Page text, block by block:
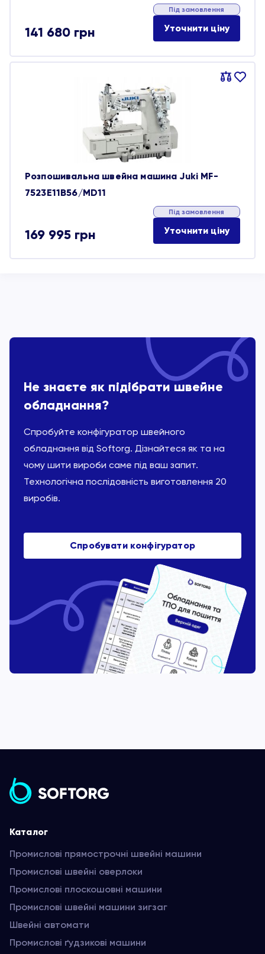
141 680 грн
Під замовлення
Уточнити ціну
Порівняти
В
Розпошивальна швейна машина Juki MF-
7523E11B56/MD11
169 995 грн
Під замовлення
Уточнити ціну
Не знаєте як підібрати швейне
обладнання?
Спробуйте конфігуратор швейного
обладнання від Softorg. Дізнайтеся як та на
чому шити вироби саме під ваш запит.
Технологічна послідовність виготовлення 20
виробів.
Спробувати конфігуратор
Каталог
Промислові прямострочні швейні машини
Промислові швейні оверлоки
Промислові плоскошовні машини
Промислові швейні машини зигзаг
Швейні автомати
Промислові ґудзикові машини